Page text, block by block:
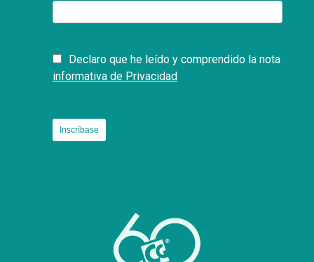
Declaro que he leído y comprendido la nota
informativa de Privacidad